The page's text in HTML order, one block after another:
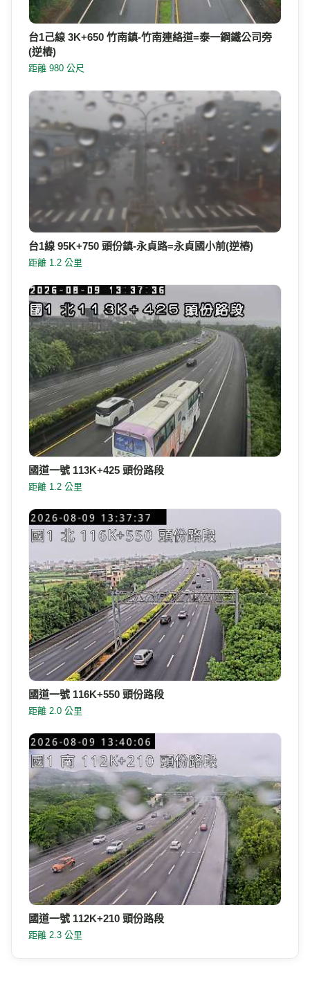
台1己線 3K+650 竹南鎮-竹南連絡道=泰一鋼鐵公司旁
(逆樁)
距離 980 公尺
台1線 95K+750 頭份鎮-永貞路=永貞國小前(逆樁)
距離 1.2 公里
國道一號 113K+425 頭份路段
距離 1.2 公里
國道一號 116K+550 頭份路段
距離 2.0 公里
國道一號 112K+210 頭份路段
距離 2.3 公里